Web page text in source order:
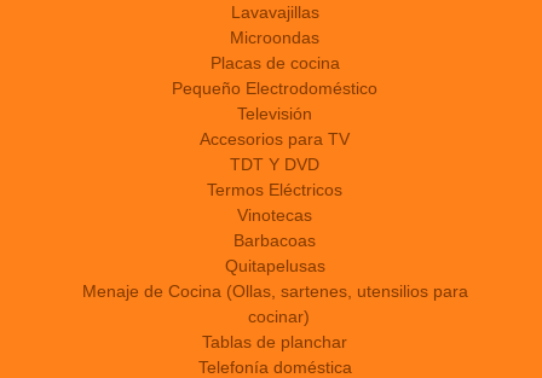
Lavavajillas
Microondas
Placas de cocina
Pequeño Electrodoméstico
Televisión
Accesorios para TV
TDT Y DVD
Termos Eléctricos
Vinotecas
Barbacoas
Quitapelusas
Menaje de Cocina (Ollas, sartenes, utensilios para
cocinar)
Tablas de planchar
Telefonía doméstica